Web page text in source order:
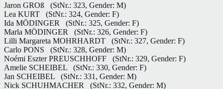
Jaron GROß
(StNr.: 323, Gender: M)
Lea KURT
(StNr.: 324, Gender: F)
Ida MÖDINGER
(StNr.: 325, Gender: F)
Marla MÖDINGER
(StNr.: 326, Gender: F)
Lilli Margareta MOHRHARDT
(StNr.: 327, Gender: F)
Carlo PONS
(StNr.: 328, Gender: M)
Noémi Eszter PREUSCHHOFF
(StNr.: 329, Gender: F)
Amelie SCHEIBEL
(StNr.: 330, Gender: F)
Jan SCHEIBEL
(StNr.: 331, Gender: M)
Nick SCHUHMACHER
(StNr.: 332, Gender: M)